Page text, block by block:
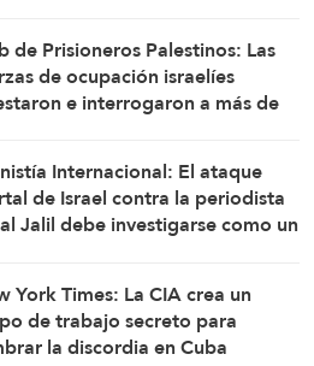
de Prisioneros Palestinos: Las
de ocupación israelíes
e interrogaron a más de
Internacional: El ataque
de Israel contra la periodista
Jalil debe investigarse como un
York Times: La CIA crea un
de trabajo secreto para
la discordia en Cuba